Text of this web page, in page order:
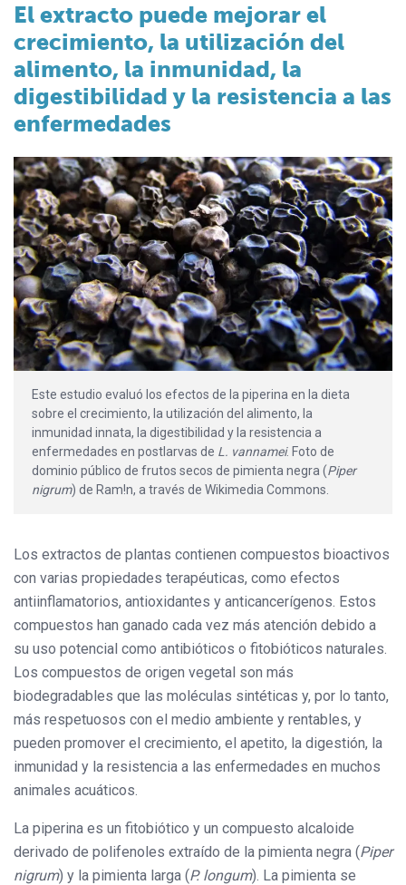
El extracto puede mejorar el
crecimiento, la utilización del
alimento, la inmunidad, la
digestibilidad y la resistencia a las
enfermedades
Este estudio evaluó los efectos de la piperina en la dieta
sobre el crecimiento, la utilización del alimento, la
inmunidad innata, la digestibilidad y la resistencia a
enfermedades en postlarvas de L. vannamei. Foto de
dominio público de frutos secos de pimienta negra (Piper
nigrum) de Ram!n, a través de Wikimedia Commons.
Los extractos de plantas contienen compuestos bioactivos
con varias propiedades terapéuticas, como efectos
antiinflamatorios, antioxidantes y anticancerígenos. Estos
compuestos han ganado cada vez más atención debido a
su uso potencial como antibióticos o fitobióticos naturales.
Los compuestos de origen vegetal son más
biodegradables que las moléculas sintéticas y, por lo tanto,
más respetuosos con el medio ambiente y rentables, y
pueden promover el crecimiento, el apetito, la digestión, la
inmunidad y la resistencia a las enfermedades en muchos
animales acuáticos.
La piperina es un fitobiótico y un compuesto alcaloide
derivado de polifenoles extraído de la pimienta negra (Piper
nigrum) y la pimienta larga (P. longum). La pimienta se